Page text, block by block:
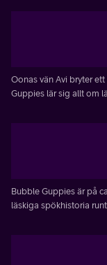
Oonas vän Avi bryter
Guppies lär sig allt om
Bubble Guppies är på
läskiga spökhistoria